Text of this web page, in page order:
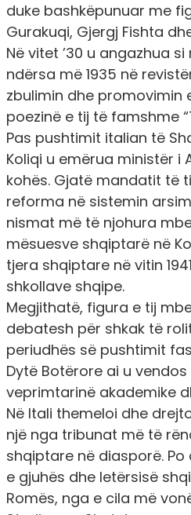
duke bashkëpunuar me
Gurakuqi, Gjergj Fishta
Në vitet ’30 u angazhua
ndërsa më 1935 në
zbulimin dhe promovimin
poezinë e tij të famshme
Pas pushtimit italian të
Koliqi u emërua ministër i
kohës. Gjatë mandatit të
reforma në sistemin
nismat më të njohura
mësuesve shqiptarë në
tjera shqiptare në vitin
shkollave shqipe.
Megjithatë, figura e tij
debatesh për shkak të
periudhës së pushtimit
Dytë Botërore ai u
veprimtarinë akademike
Në Itali themeloi dhe
një nga tribunat më të
shqiptare në diasporë.
e gjuhës dhe letërsisë
Romës, nga e cila më